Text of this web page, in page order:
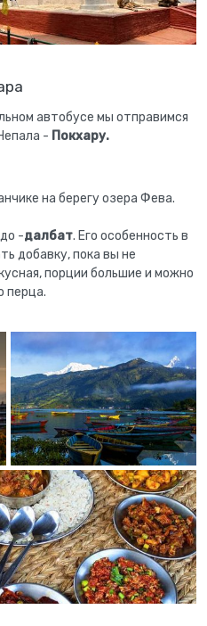
автобусе мы отправимся
- Покхару.
на берегу озера Фева.
-далбат. Его особенность в
добавку, пока вы не
порции большие и можно
перца.